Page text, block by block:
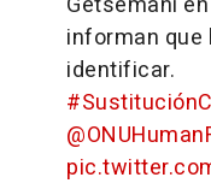
informan que
identificar.